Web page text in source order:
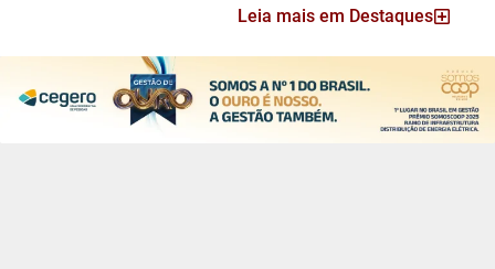
Leia mais em Destaques